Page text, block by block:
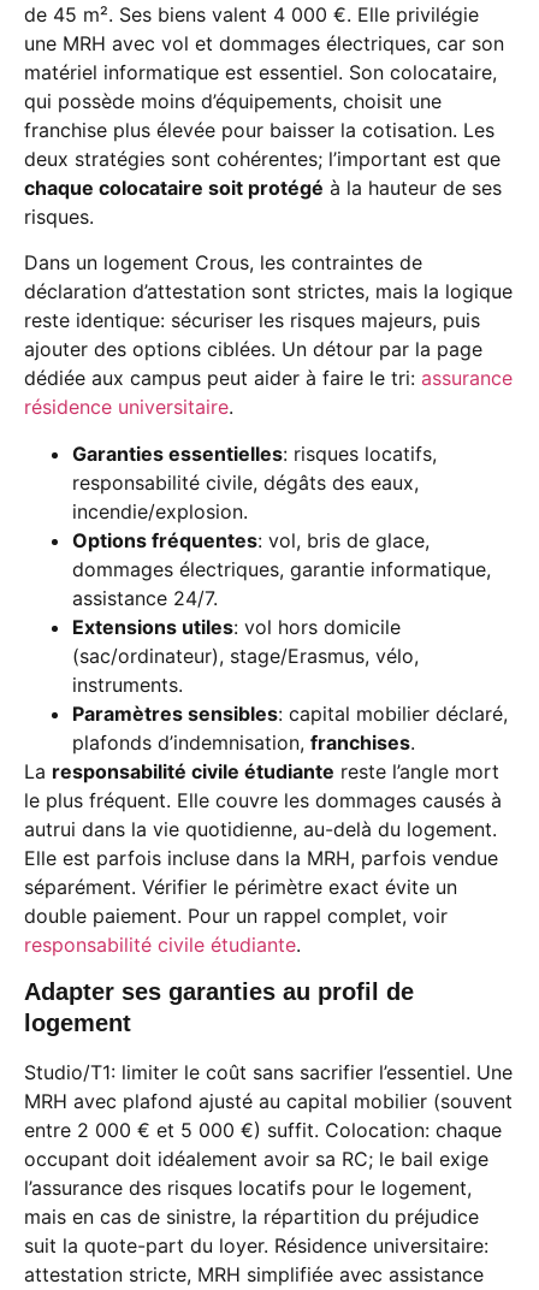
de 45 m². Ses biens valent 4 000 €. Elle privilégie
une MRH avec vol et dommages électriques, car son
matériel informatique est essentiel. Son colocataire,
qui possède moins d’équipements, choisit une
franchise plus élevée pour baisser la cotisation. Les
deux stratégies sont cohérentes; l’important est que
chaque colocataire soit protégé à la hauteur de ses
risques.
Dans un logement Crous, les contraintes de
déclaration d’attestation sont strictes, mais la logique
reste identique: sécuriser les risques majeurs, puis
ajouter des options ciblées. Un détour par la page
dédiée aux campus peut aider à faire le tri: assurance
résidence universitaire.
Garanties essentielles: risques locatifs,
responsabilité civile, dégâts des eaux,
incendie/explosion.
Options fréquentes: vol, bris de glace,
dommages électriques, garantie informatique,
assistance 24/7.
Extensions utiles: vol hors domicile
(sac/ordinateur), stage/Erasmus, vélo,
instruments.
Paramètres sensibles: capital mobilier déclaré,
plafonds d’indemnisation, franchises.
La responsabilité civile étudiante reste l’angle mort
le plus fréquent. Elle couvre les dommages causés à
autrui dans la vie quotidienne, au-delà du logement.
Elle est parfois incluse dans la MRH, parfois vendue
séparément. Vérifier le périmètre exact évite un
double paiement. Pour un rappel complet, voir
responsabilité civile étudiante.
Adapter ses garanties au profil de
logement
Studio/T1: limiter le coût sans sacrifier l’essentiel. Une
MRH avec plafond ajusté au capital mobilier (souvent
entre 2 000 € et 5 000 €) suffit. Colocation: chaque
occupant doit idéalement avoir sa RC; le bail exige
l’assurance des risques locatifs pour le logement,
mais en cas de sinistre, la répartition du préjudice
suit la quote-part du loyer. Résidence universitaire:
attestation stricte, MRH simplifiée avec assistance